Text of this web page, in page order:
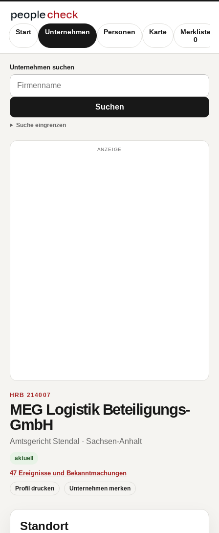
Start Unternehmen Personen Karte
Merkliste
0
Unternehmen suchen
Suchen
Suche eingrenzen
ANZEIGE
HRB 214007
MEG Logistik Beteiligungs-
GmbH
Amtsgericht Stendal · Sachsen-Anhalt
aktuell
47 Ereignisse und Bekanntmachungen
Profil drucken Unternehmen merken
Standort